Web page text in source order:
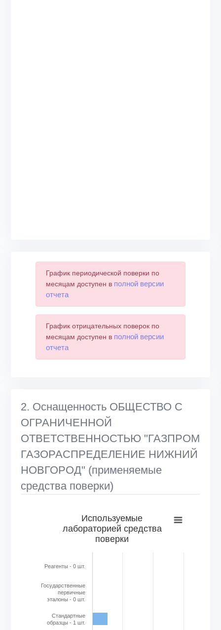
График периодической поверки по
месяцам доступен в полной версии
отчета
График отрицательных поверок по
месяцам доступен в полной версии
отчета
2. Оснащенность ОБЩЕСТВО С
ОГРАНИЧЕННОЙ
ОТВЕТСТВЕННОСТЬЮ "ГАЗПРОМ
ГАЗОРАСПРЕДЕЛЕНИЕ НИЖНИЙ
НОВГОРОД" (применяемые
средства поверки)
Bar chart with 6 bars.
View as data table, Используемые лабораторией
The chart has 1 X axis displaying categories.
The chart has 1 Y axis displaying Кол-во в шт.. Range: 0
Используемые
лабораторией средства
поверки
Реагенты - 0 шт.
Государственные
первичные
эталоны - 0 шт.
Стандартные
образцы - 1 шт.